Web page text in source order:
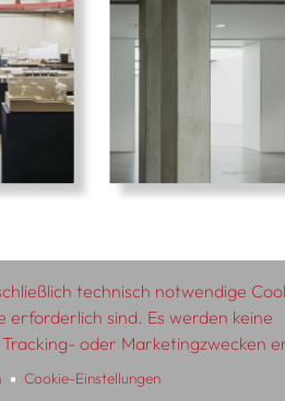
Textautor:innen
technisch notwendige
erforderlich sind. Es werden keine
oder Marketingzwecken
Cookie-Einstellungen